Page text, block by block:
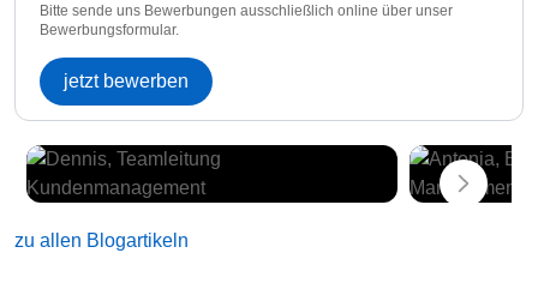
Bitte sende uns Bewerbungen ausschließlich online über unser
Bewerbungsformular.
jetzt bewerben
zu allen Blogartikeln